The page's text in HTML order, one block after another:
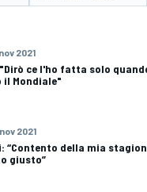
2021
ce l'ho fatta solo
il Mondiale"
2021
“Contento della mia
giusto”